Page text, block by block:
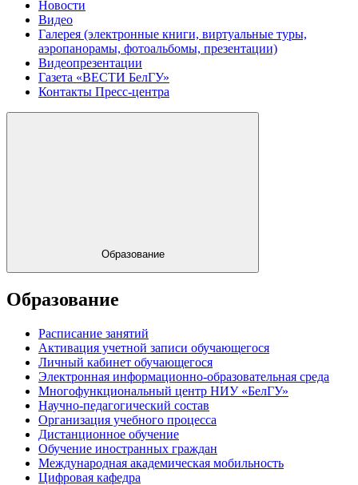
Новости
Видео
Галерея (электронные книги, виртуальные туры,
аэропанорамы, фотоальбомы, презентации)
Видеопрезентации
Газета «ВЕСТИ БелГУ»
Контакты Пресс-центра
Образование
Образование
Расписание занятий
Активация учетной записи обучающегося
Личный кабинет обучающегося
Электронная информационно-образовательная среда
Многофункциональный центр НИУ «БелГУ»
Научно-педагогический состав
Организация учебного процесса
Дистанционное обучение
Обучение иностранных граждан
Международная академическая мобильность
Цифровая кафедра